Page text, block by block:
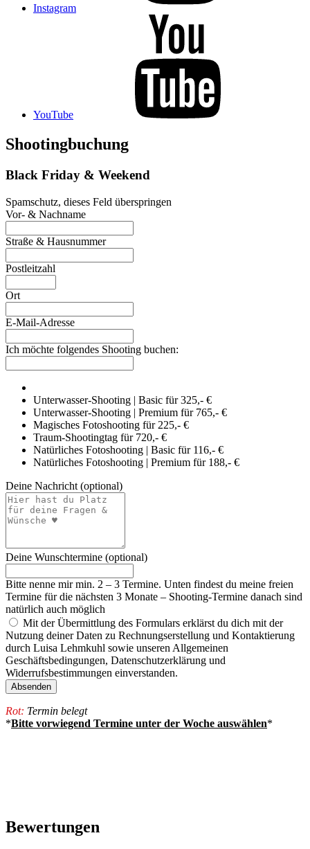
Instagram
YouTube
Shootingbuchung
Black Friday & Weekend
Spamschutz, dieses Feld überspringen
Vor- & Nachname
Straße & Hausnummer
Postleitzahl
Ort
E-Mail-Adresse
Ich möchte folgendes Shooting buchen:
Unterwasser-Shooting | Basic für 325,- €
Unterwasser-Shooting | Premium für 765,- €
Magisches Fotoshooting für 225,- €
Traum-Shootingtag für 720,- €
Natürliches Fotoshooting | Basic für 116,- €
Natürliches Fotoshooting | Premium für 188,- €
Deine Nachricht (optional)
Deine Wunschtermine (optional)
Bitte nenne mir min. 2 – 3 Termine. Unten findest du meine freien
Termine für die nächsten 3 Monate – Shooting-Termine danach sind
natürlich auch möglich
Mit der Übermittlung des Formulars erklärst du dich mit der
Nutzung deiner Daten zu Rechnungserstellung und Kontaktierung
durch Luisa Lehmkuhl sowie unseren Allgemeinen
Geschäftsbedingungen, Datenschutzerklärung und
Widerrufsbestimmungen einverstanden.
Rot: Termin belegt
*Bitte vorwiegend Termine unter der Woche auswählen*
Bewertungen